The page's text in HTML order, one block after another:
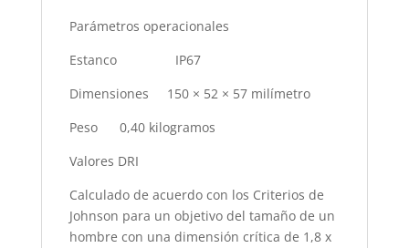
Parámetros operacionales
Estanco IP67
Dimensiones 150 × 52 × 57 milímetro
Peso 0,40 kilogramos
Valores DRI
Calculado de acuerdo con los Criterios de
Johnson para un objetivo del tamaño de un
hombre con una dimensión crítica de 1,8 x